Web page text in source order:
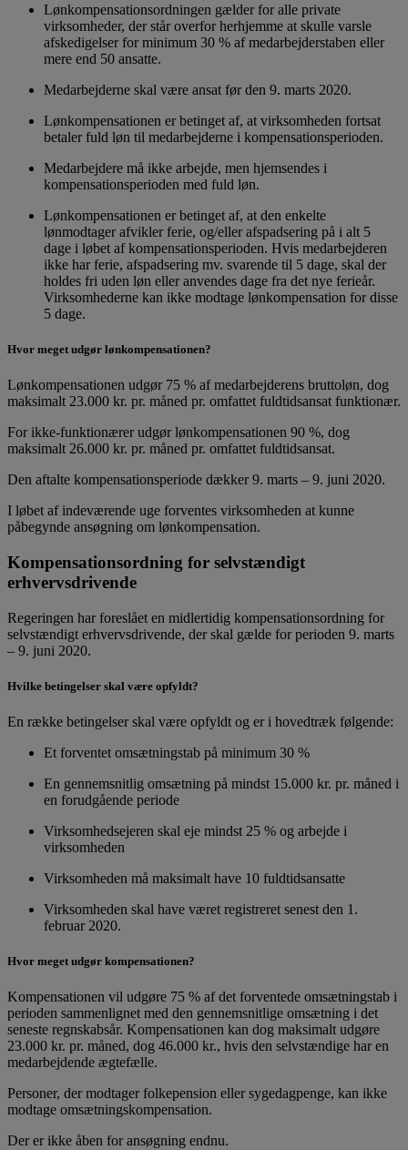
Lønkompensationsordningen gælder for alle private
virksomheder, der står overfor herhjemme at skulle varsle
afskedigelser for minimum 30 % af medarbejderstaben eller
mere end 50 ansatte.
Medarbejderne skal være ansat før den 9. marts 2020.
Lønkompensationen er betinget af, at virksomheden fortsat
betaler fuld løn til medarbejderne i kompensationsperioden.
Medarbejdere må ikke arbejde, men hjemsendes i
kompensationsperioden med fuld løn.
Lønkompensationen er betinget af, at den enkelte
lønmodtager afvikler ferie, og/eller afspadsering på i alt 5
dage i løbet af kompensationsperioden. Hvis medarbejderen
ikke har ferie, afspadsering mv. svarende til 5 dage, skal der
holdes fri uden løn eller anvendes dage fra det nye ferieår.
Virksomhederne kan ikke modtage lønkompensation for disse
5 dage.
Hvor meget udgør lønkompensationen?
Lønkompensationen udgør 75 % af medarbejderens bruttoløn, dog
maksimalt 23.000 kr. pr. måned pr. omfattet fuldtidsansat funktionær.
For ikke-funktionærer udgør lønkompensationen 90 %, dog
maksimalt 26.000 kr. pr. måned pr. omfattet fuldtidsansat.
Den aftalte kompensationsperiode dækker 9. marts – 9. juni 2020.
I løbet af indeværende uge forventes virksomheden at kunne
påbegynde ansøgning om lønkompensation.
Kompensationsordning for selvstændigt
erhvervsdrivende
Regeringen har foreslået en midlertidig kompensationsordning for
selvstændigt erhvervsdrivende, der skal gælde for perioden 9. marts
– 9. juni 2020.
Hvilke betingelser skal være opfyldt?
En række betingelser skal være opfyldt og er i hovedtræk følgende:
Et forventet omsætningstab på minimum 30 %
En gennemsnitlig omsætning på mindst 15.000 kr. pr. måned i
en forudgående periode
Virksomhedsejeren skal eje mindst 25 % og arbejde i
virksomheden
Virksomheden må maksimalt have 10 fuldtidsansatte
Virksomheden skal have været registreret senest den 1.
februar 2020.
Hvor meget udgør kompensationen?
Kompensationen vil udgøre 75 % af det forventede omsætningstab i
perioden sammenlignet med den gennemsnitlige omsætning i det
seneste regnskabsår. Kompensationen kan dog maksimalt udgøre
23.000 kr. pr. måned, dog 46.000 kr., hvis den selvstændige har en
medarbejdende ægtefælle.
Personer, der modtager folkepension eller sygedagpenge, kan ikke
modtage omsætningskompensation.
Der er ikke åben for ansøgning endnu.